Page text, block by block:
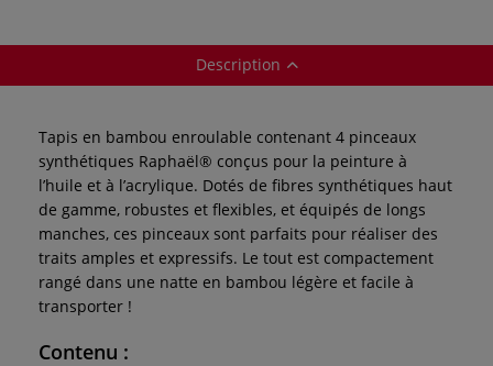
Description
Tapis en bambou enroulable contenant 4 pinceaux
synthétiques Raphaël® conçus pour la peinture à
l’huile et à l’acrylique. Dotés de fibres synthétiques haut
de gamme, robustes et flexibles, et équipés de longs
manches, ces pinceaux sont parfaits pour réaliser des
traits amples et expressifs. Le tout est compactement
rangé dans une natte en bambou légère et facile à
transporter !
Contenu :